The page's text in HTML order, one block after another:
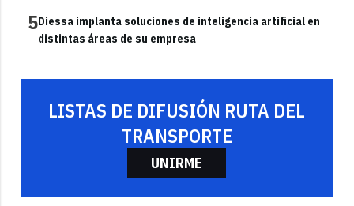
5Diessa implanta soluciones de inteligencia artificial en
distintas áreas de su empresa
LISTAS DE DIFUSIÓN RUTA DEL
TRANSPORTE
UNIRME